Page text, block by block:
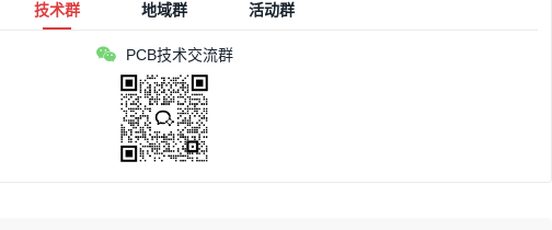
弹性，即使孔径稍微偏小，也能顺势挤入，不会损坏PCB或元
技术群 地域群 活动群
PCB技术交流群